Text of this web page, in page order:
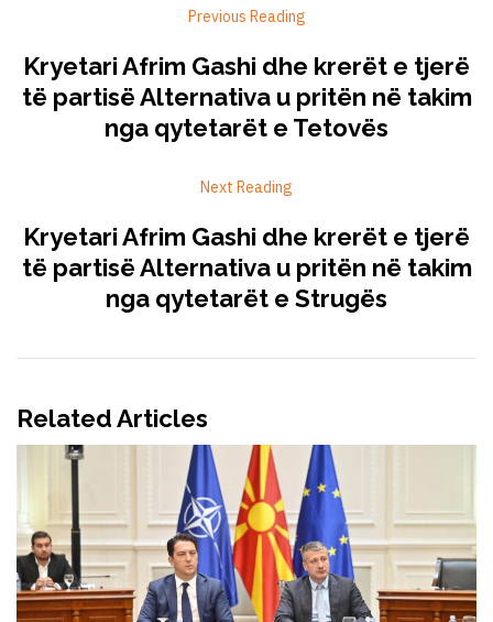
Previous Reading
Kryetari Afrim Gashi dhe krerët e tjerë
të partisë Alternativa u pritën në takim
nga qytetarët e Tetovës
Next Reading
Kryetari Afrim Gashi dhe krerët e tjerë
të partisë Alternativa u pritën në takim
nga qytetarët e Strugës
Related Articles